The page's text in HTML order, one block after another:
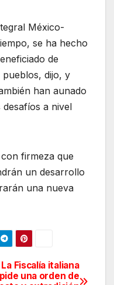
México-
se ha hecho
de
dijo, y
han aunado
a nivel
firmeza que
un desarrollo
una nueva
La Fiscalía italiana
pide una orden de